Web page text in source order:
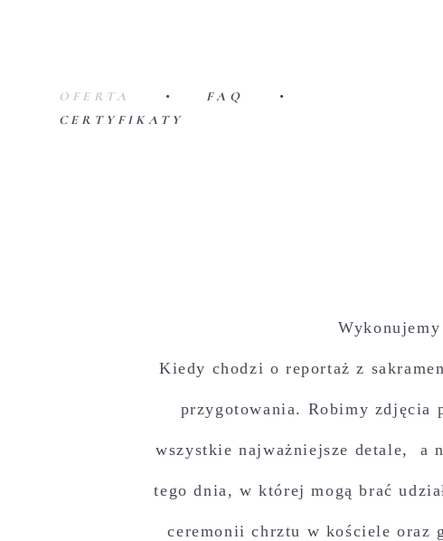
OFERTA • FAQ
•
CERTYFIKATY
Kiedy chodzi o reportaż z
przygotowania. Robimy zdjęcia
wszystkie najważniejsze detale, a
tego dnia, w której mogą brać
ceremonii chrztu w kościele oraz